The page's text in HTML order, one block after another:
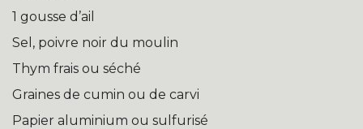
1 gousse d’ail
Sel, poivre noir du moulin
Thym frais ou séché
Graines de cumin ou de carvi
Papier aluminium ou sulfurisé